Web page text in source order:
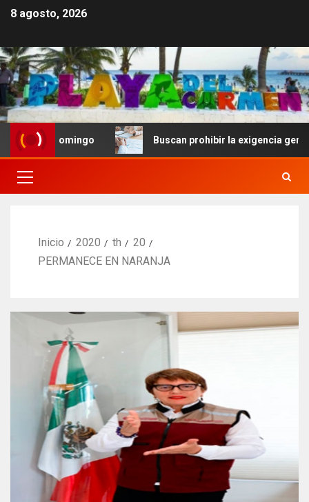
8 agosto, 2026
Domingo Buscan prohibir la exigencia generalizada
Inicio 2020 th
20
PERMANECE EN NARANJA